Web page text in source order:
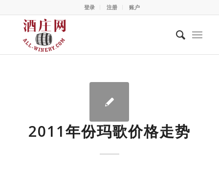
登录 注册 账户
2011年份玛歌价格走势